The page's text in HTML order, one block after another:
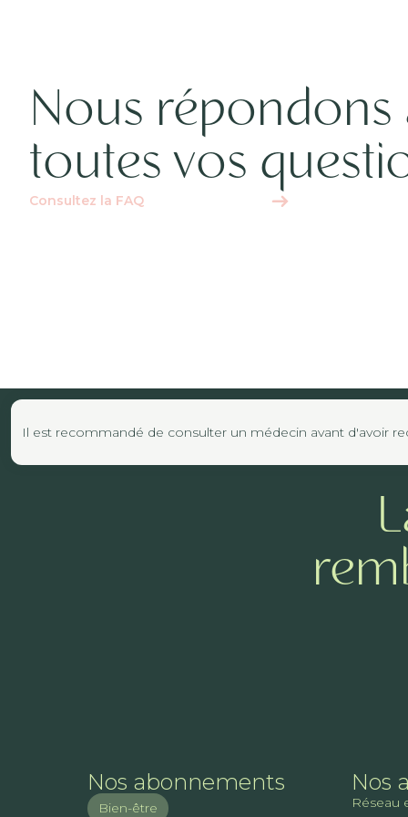
Nous répondons
toutes vos
Consultez la FAQ
Il est recommandé de consulter un médecin avant d'avoir
Nos abonnements
Bien-être
Nos
Réseau